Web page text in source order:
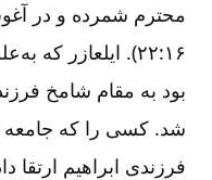
محترم شمرده و در
۱۶:‏۲۲). ایلعازر
بود به مقام شامخ
شد. کسی را که جامعه
فرزندی ابراهیم ارتقا